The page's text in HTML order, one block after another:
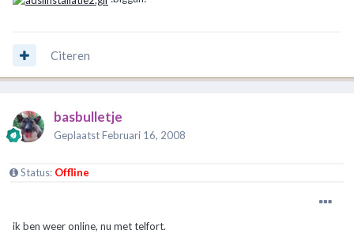
Citeren
basbulletje
GeplaatstFebruari 16, 2008
Status: Offline
ik ben weer online, nu met telfort.